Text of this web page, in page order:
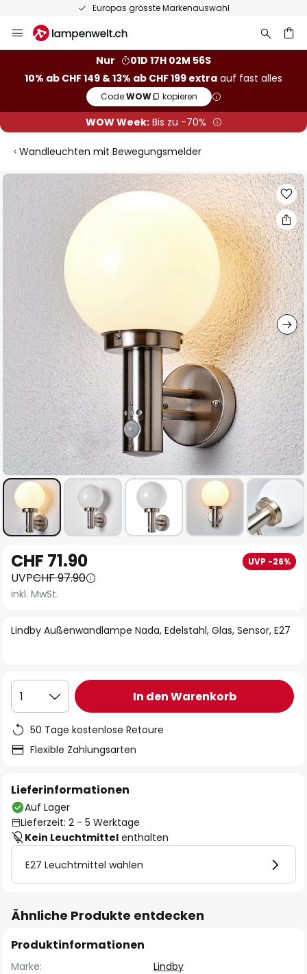
Europas grösste Markenauswahl
Inhalt
Nur
01D 17H 02M 55S
10% ab CHF 149 & 13% ab CHF 199 extra auf fast alles
Code:WOW kopieren
WOW Week:Bis zu -70%
Wandleuchten mit Bewegungsmelder
Zum
Ende
der
Bildgalerie
springen
Anfang
der
Bildgalerie
Lindby Außenwandlampe Nada, Edelstahl, Glas, Sensor, E27
CHF 71.90 UVP -26%
UVPCHF 97.90
inkl. MwSt.
1 In den Warenkorb
50 Tage kostenlose Retoure
Flexible Zahlungsarten
Lieferinformationen
Auf Lager
Lieferzeit: 2 - 5 Werktage
Kein Leuchtmittel enthalten
E27 Leuchtmittel wählen
Ähnliche Produkte entdecken
Produktinformationen
Marke:
Lindby